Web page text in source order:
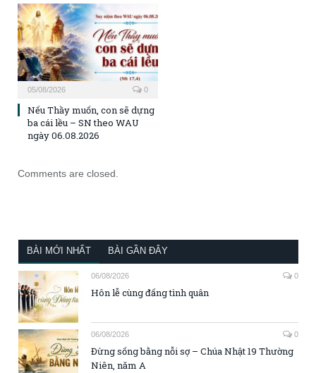
05/08/2026 0
Nếu Thầy muốn, con sẽ dựng
ba cái lều – SN theo WAU
ngày 06.08.2026
Comments are closed.
BÀI MỚI NHẤT BÀI GẦN ĐÂY
06/08/2026 0
Hôn lễ cùng đấng tình quân
06/08/2026 0
Đừng sống bằng nỗi sợ – Chúa Nhật 19 Thường
Niên, năm A